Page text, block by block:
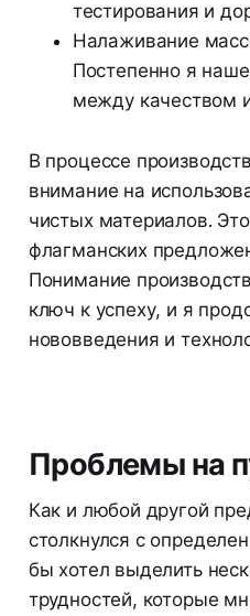
тестирования и
Налаживание
Постепенно я
между качеством
В процессе
внимание на
чистых материалов.
флагманских
Понимание
ключ к успеху, и я
нововведения и
Проблемы на
Как и любой другой
столкнулся с
бы хотел выделить
трудностей, которые